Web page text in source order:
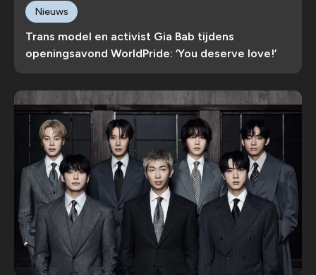
Trans model en activist Gia Bab tijdens
openingsavond WorldPride: ‘You deserve love!’
Nieuws